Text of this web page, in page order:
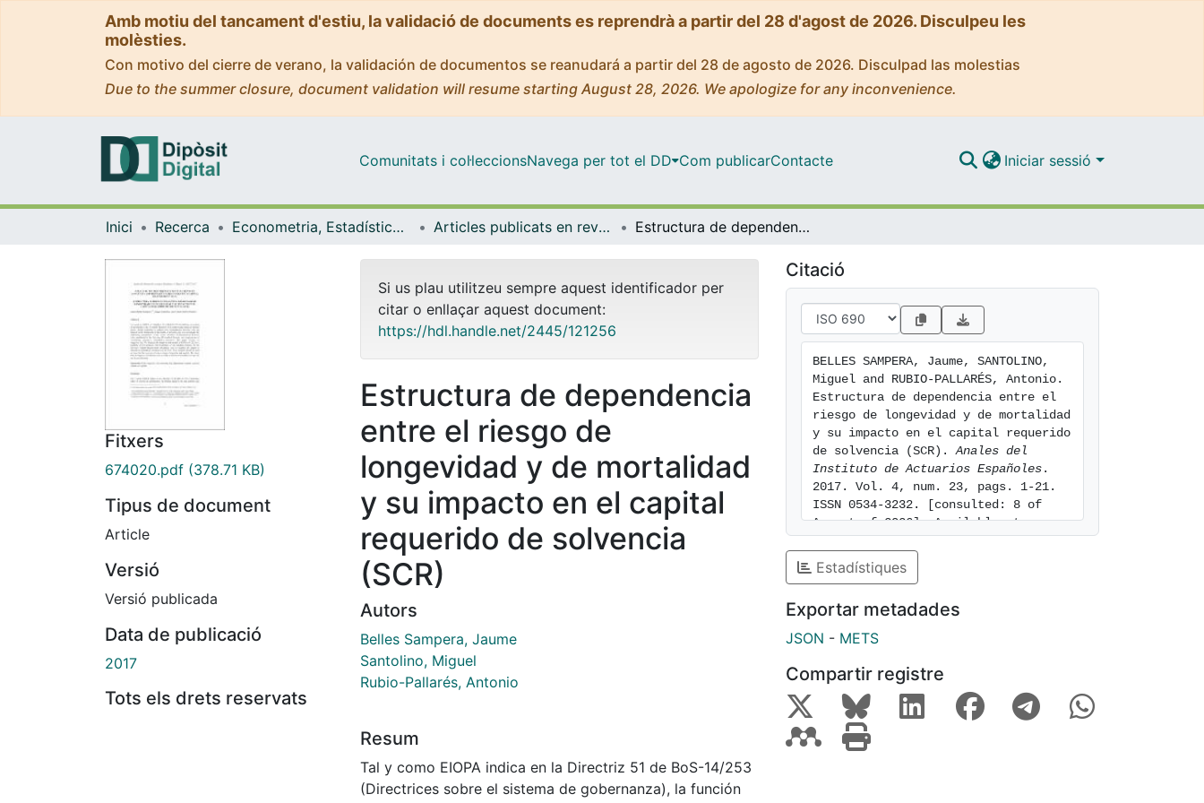
Amb motiu del tancament d'estiu, la validació de documents es reprendrà a partir del 28 d'agost de 2026. Disculpeu les
molèsties.
Con motivo del cierre de verano, la validación de documentos se reanudará a partir del 28 de agosto de 2026. Disculpad las molestias
Due to the summer closure, document validation will resume starting August 28, 2026. We apologize for any inconvenience.
Comunitats i col·leccionsNavega per tot el DD Com publicarContacte Iniciar sessió
Inici Recerca Econometria, Estadística i Economia Aplicada Articles publicats en revistes (Econometria, Estadística i Economia Aplicada) Estructura de dependencia entre el riesgo de longevidad y de mortalidad y su impacto en el capital requerido de solvencia (SCR)
Fitxers
674020.pdf (378.71 KB)
Tipus de document
Article
Versió
Versió publicada
Data de publicació
2017
Tots els drets reservats
Si us plau utilitzeu sempre aquest identificador per
citar o enllaçar aquest document:
https://hdl.handle.net/2445/121256
Estructura de dependencia
entre el riesgo de
longevidad y de mortalidad
y su impacto en el capital
requerido de solvencia
(SCR)
Autors
Belles Sampera, Jaume
Santolino, Miguel
Rubio-Pallarés, Antonio
Resum
Tal y como EIOPA indica en la Directriz 51 de BoS-14/253
(Directrices sobre el sistema de gobernanza), la función
Citació
BELLES SAMPERA, Jaume, SANTOLINO,
Miguel and RUBIO-PALLARÉS, Antonio.
Estructura de dependencia entre el
riesgo de longevidad y de mortalidad
y su impacto en el capital requerido
de solvencia (SCR). Anales del
Instituto de Actuarios Españoles .
2017. Vol. 4, num. 23, pags. 1-21.
ISSN 0534-3232. [consulted: 8 of
August of 2026]. Available at:
Estadístiques
Exportar metadades
JSON - METS
Compartir registre